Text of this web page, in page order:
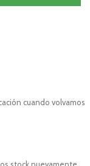
cuando volvamos